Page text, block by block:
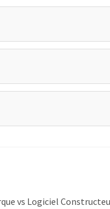
vs Logiciel